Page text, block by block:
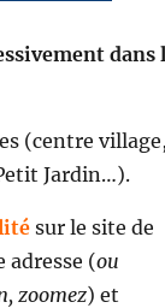
dans
(centre
Jardin…).
sur le site de
adresse (ou
zoomez) et